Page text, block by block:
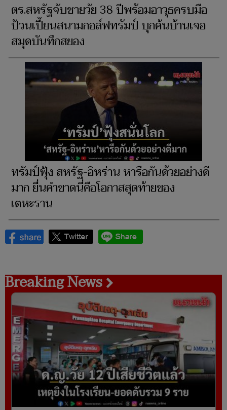
ตร.สหรัฐจับชายวัย 38 ปีพร้อมอาวุธครบมือ
ป้วนเปี้ยนสนามกอล์ฟทรัมป์ บุกค้นบ้านเจอ
สมุดบันทึกสยอง
ทรัมป์ฟุ้ง สหรัฐ-อิหร่าน หารือกันด้วยอย่างดี
มาก ยื่นคำขาดนี่คือโอกาสสุดท้ายของ
เตหะราน
Breaking News